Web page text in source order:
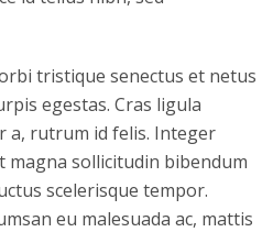
tristique senectus et netus
egestas. Cras ligula
a, rutrum id felis. Integer
sollicitudin bibendum
scelerisque tempor.
eu malesuada ac, mattis